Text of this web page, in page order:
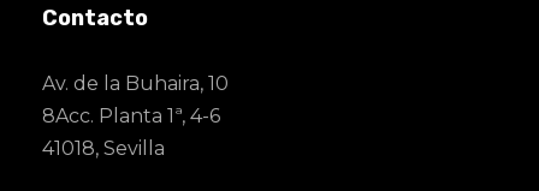
Contacto
Av. de la Buhaira, 10
8Acc. Planta 1ª, 4-6
41018, Sevilla